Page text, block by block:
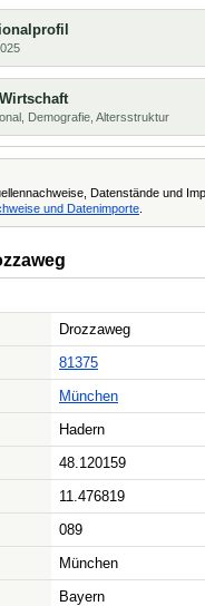
Demografie, Altersstruktur
Datenstände und
und Datenimporte
Drozzaweg
81375
München
Hadern
48.120159
11.476819
089
München
Bayern